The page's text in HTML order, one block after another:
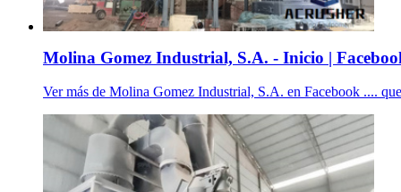
Molina Gomez Industrial, S.A. - Inicio |
Ver más de Molina Gomez Industrial, S.A. en Facebook ....